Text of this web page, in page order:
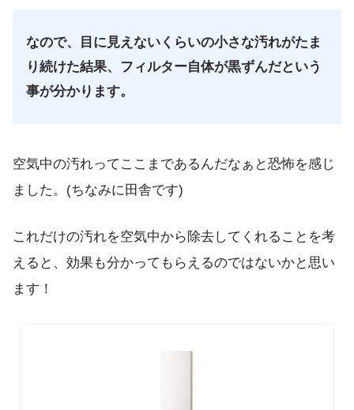
なので、目に見えないくらいの小さな汚れがたま
り続けた結果、フィルター自体が黒ずんだという
事が分かります。
空気中の汚れってここまであるんだなぁと恐怖を感じ
ました。(ちなみに田舎です)
これだけの汚れを空気中から除去してくれることを考
えると、効果も分かってもらえるのではないかと思い
ます！